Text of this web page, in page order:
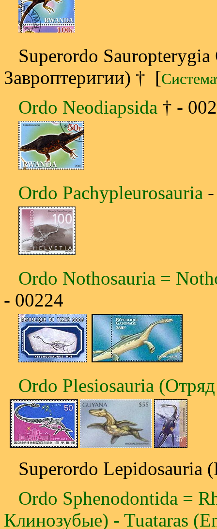
Superordo
Завроптеригии) † [
Ordo Neodiapsida † -
Ordo Pachypleurosauria
Ordo Nothosauria =
- 00224
Ordo Plesiosauria
Superordo Lepidosauria
Ordo Sphenodontida =
Клинозубые) - Tuataras